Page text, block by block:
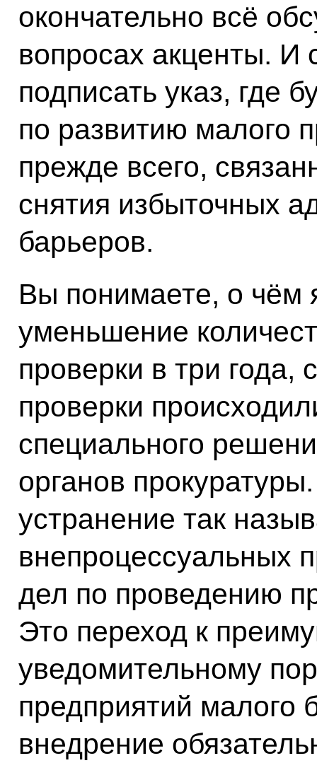
окончательно всё
вопросах акценты. И
подписать указ, где
по развитию малого
прежде всего,
снятия избыточных
барьеров.
Вы понимаете, о чём
уменьшение
проверки в три
проверки
специального
органов
устранение так
внепроцессуальных
дел по проведению
Это переход к
уведомительному
предприятий малого
внедрение